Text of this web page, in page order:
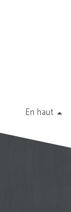
En haut